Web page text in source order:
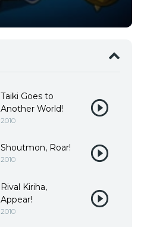
Taiki Goes to
Another World!
2010
Shoutmon, Roar!
2010
Rival Kiriha,
Appear!
2010